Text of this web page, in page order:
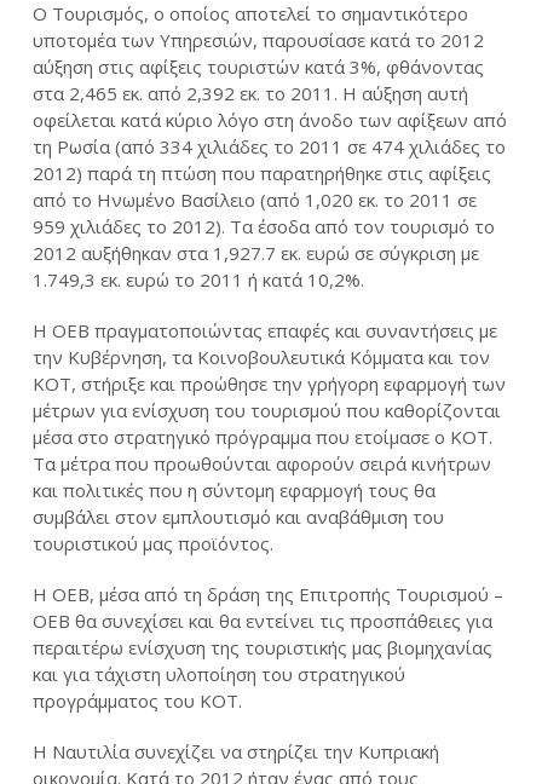
O Τουρισμός, ο οποίος αποτελεί το σημαντικότερο
υποτομέα των Υπηρεσιών, παρουσίασε κατά το 2012
αύξηση στις αφίξεις τουριστών κατά 3%, φθάνοντας
στα 2,465 εκ. από 2,392 εκ. το 2011. Η αύξηση αυτή
οφείλεται κατά κύριο λόγο στη άνοδο των αφίξεων από
τη Ρωσία (από 334 χιλιάδες το 2011 σε 474 χιλιάδες το
2012) παρά τη πτώση που παρατηρήθηκε στις αφίξεις
από το Ηνωμένο Βασίλειο (από 1,020 εκ. το 2011 σε
959 χιλιάδες το 2012). Τα έσοδα από τον τουρισμό το
2012 αυξήθηκαν στα 1,927.7 εκ. ευρώ σε σύγκριση με
1.749,3 εκ. ευρώ το 2011 ή κατά 10,2%.
Η ΟΕΒ πραγματοποιώντας επαφές και συναντήσεις με
την Κυβέρνηση, τα Κοινοβουλευτικά Κόμματα και τον
ΚΟΤ, στήριξε και προώθησε την γρήγορη εφαρμογή των
μέτρων για ενίσχυση του τουρισμού που καθορίζονται
μέσα στο στρατηγικό πρόγραμμα που ετοίμασε ο ΚΟΤ.
Τα μέτρα που προωθούνται αφορούν σειρά κινήτρων
και πολιτικές που η σύντομη εφαρμογή τους θα
συμβάλει στον εμπλουτισμό και αναβάθμιση του
τουριστικού μας προϊόντος.
Η ΟΕΒ, μέσα από τη δράση της Επιτροπής Τουρισμού –
ΟΕΒ θα συνεχίσει και θα εντείνει τις προσπάθειες για
περαιτέρω ενίσχυση της τουριστικής μας βιομηχανίας
και για τάχιστη υλοποίηση του στρατηγικού
προγράμματος του ΚΟΤ.
Η Ναυτιλία συνεχίζει να στηρίζει την Κυπριακή
οικονομία. Κατά το 2012 ήταν ένας από τους